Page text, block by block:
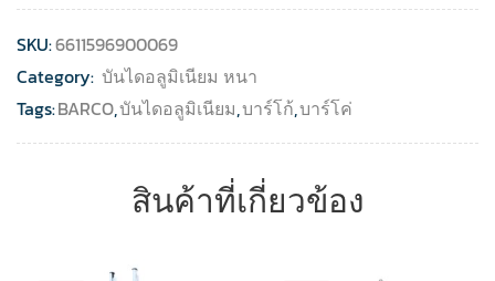
SKU:6611596900069
Category: บันไดอลูมิเนียม หนา
Tags:BARCO,บันไดอลูมิเนียม,บาร์โก้,บาร์โค่
สินค้าที่เกี่ยวข้อง